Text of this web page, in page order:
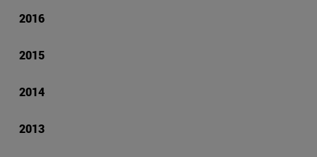
2016
2015
2014
2013